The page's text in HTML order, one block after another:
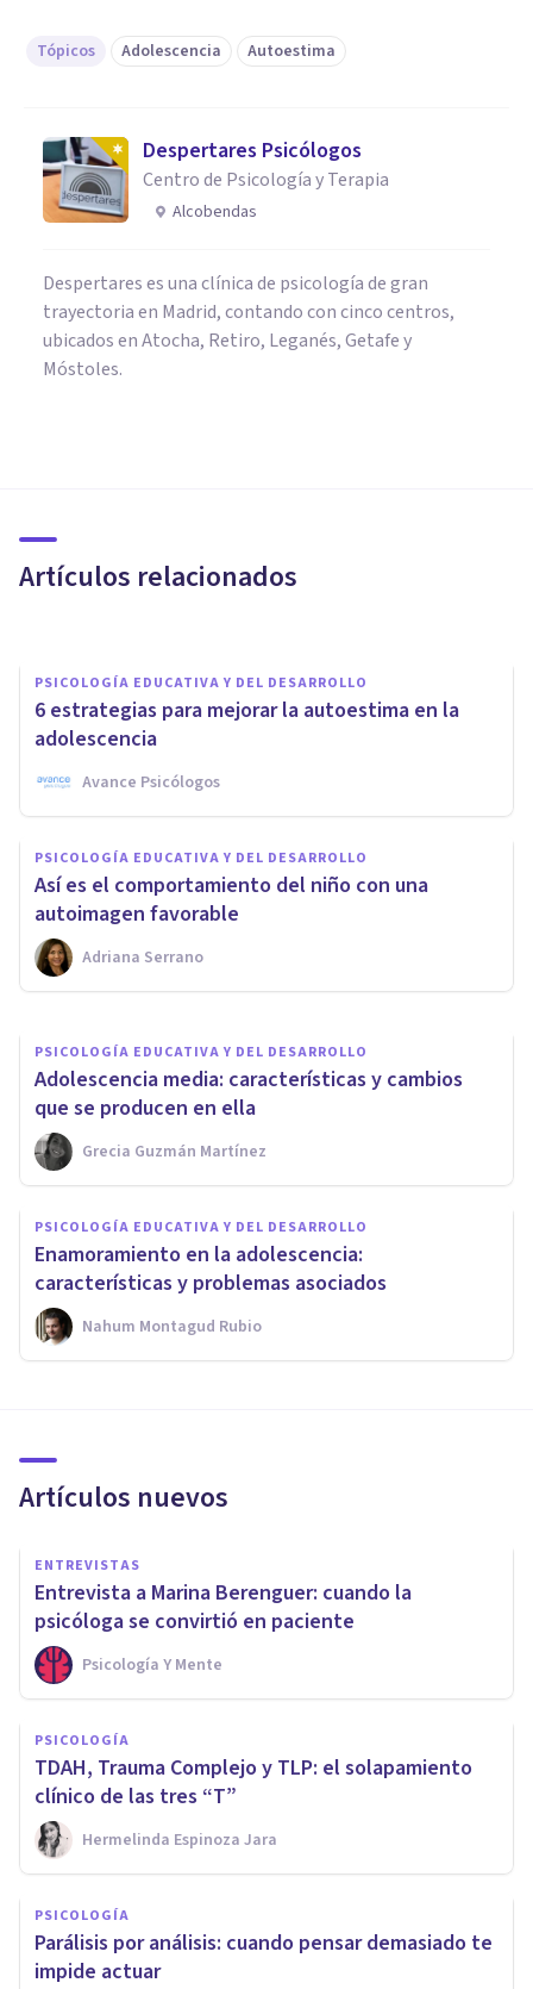
Tópicos Adolescencia Autoestima
Despertares Psicólogos
Centro de Psicología y Terapia
Alcobendas
Despertares es una clínica de psicología de gran
trayectoria en Madrid, contando con cinco centros,
ubicados en Atocha, Retiro, Leganés, Getafe y
Móstoles.
Artículos relacionados
ayudar
PSICOLOGÍA EDUCATIVA Y DEL DESARROLLO
6 estrategias para mejorar la autoestima en la
adolescencia
Avance Psicólogos
PSICOLOGÍA EDUCATIVA Y DEL DESARROLLO
Así es el comportamiento del niño con una
autoimagen favorable
Adriana Serrano
Flirteo adolescente en tiempos
de COVID
Vitaliza Psicología De La Salud
PSICOLOGÍA EDUCATIVA Y DEL DESARROLLO
Adolescencia media: características y cambios
que se producen en ella
Grecia Guzmán Martínez
PSICOLOGÍA EDUCATIVA Y DEL DESARROLLO
Enamoramiento en la adolescencia:
características y problemas asociados
Nahum Montagud Rubio
Artículos nuevos
ENTREVISTAS
Entrevista a Marina Berenguer: cuando la
psicóloga se convirtió en paciente
Psicología Y Mente
PSICOLOGÍA
TDAH, Trauma Complejo y TLP: el solapamiento
clínico de las tres “T”
Hermelinda Espinoza Jara
PSICOLOGÍA
Parálisis por análisis: cuando pensar demasiado te
impide actuar